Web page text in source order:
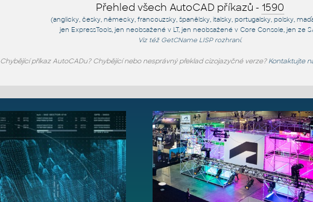
Přehled všech AutoCAD příkazů - 1590
(anglicky, česky, německy, francouzsky, španělsky, italsky, portugalsky, polsky,
jen ExpressTools, jenneobsažené v LT, jenneobsažené v Core Console, jenze
Viz též GetCName LISP rozhraní.
Chybějící příkaz AutoCADu? Chybějící nebo nesprávný překlad cizojazyčné verze? Kontaktujte